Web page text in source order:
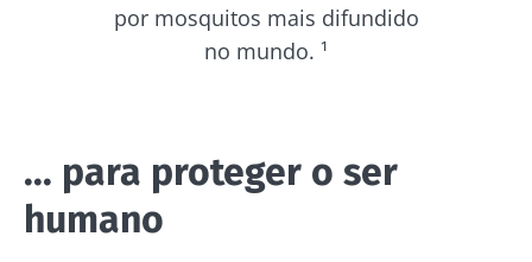
por mosquitos mais difundido
no mundo. ¹
... para proteger o ser
humano